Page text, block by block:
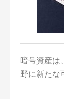
暗号資産は
野に新たな